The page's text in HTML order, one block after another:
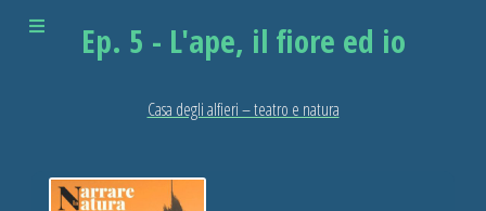
Ep. 5 - L'ape, il fiore ed io
Casa degli alfieri – teatro e natura